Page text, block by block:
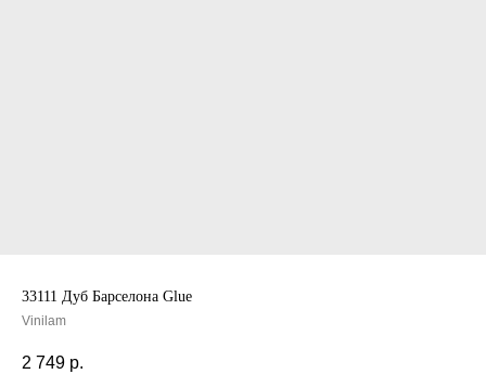
33111 Дуб Барселона Glue
Vinilam
2 749 р.